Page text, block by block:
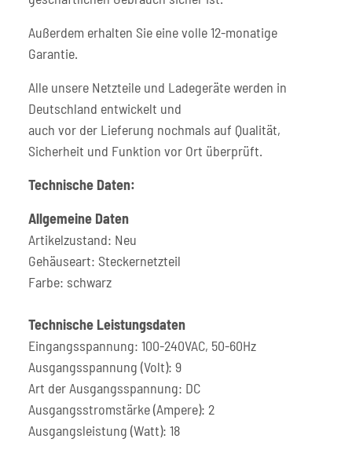
Außerdem erhalten Sie eine volle 12-monatige
Garantie.
Alle unsere Netzteile und Ladegeräte werden in
Deutschland entwickelt und
auch vor der Lieferung nochmals auf Qualität,
Sicherheit und Funktion vor Ort überprüft.
Technische Daten:
Allgemeine Daten
Artikelzustand: Neu
Gehäuseart: Steckernetzteil
Farbe: schwarz
Technische Leistungsdaten
Eingangsspannung: 100-240VAC, 50-60Hz
Ausgangsspannung (Volt): 9
Art der Ausgangsspannung: DC
Ausgangsstromstärke (Ampere): 2
Ausgangsleistung (Watt): 18